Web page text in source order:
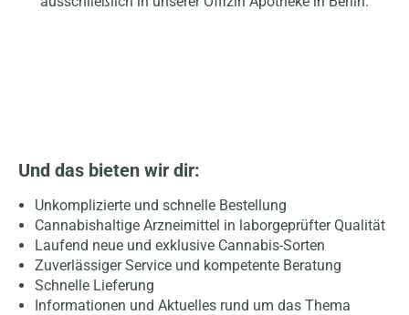
Und das bieten wir dir:
Unkomplizierte und schnelle Bestellung
Cannabishaltige Arzneimittel in laborgeprüfter Qualität
Laufend neue und exklusive Cannabis-Sorten
Zuverlässiger Service und kompetente Beratung
Schnelle Lieferung
Informationen und Aktuelles rund um das Thema